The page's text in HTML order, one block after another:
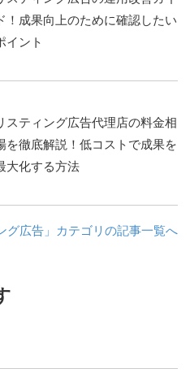
！成果向上のために確認したい
イント
スティング広告代理店の料金相
を徹底解説！低コストで成果を
大化する方法
グ広告」カテゴリの記事一覧へ